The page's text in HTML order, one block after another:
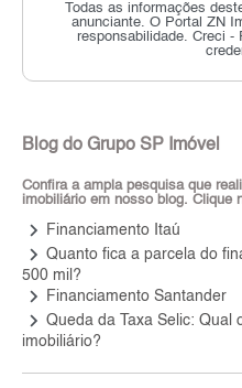
Todas as informações
anunciante. O Portal ZN
responsabilidade. Creci -
Blog do Grupo SP Imóvel
Confira a ampla pesquisa que
imobiliário em nosso blog. Clique
keyboard_arrow_right Financiamento Itaú
keyboard_arrow_right Quanto fica a parcela do
500 mil?
keyboard_arrow_right Financiamento Santander
keyboard_arrow_right Queda da Taxa Selic: Qual
imobiliário?